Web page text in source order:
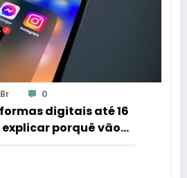
0
digitais até 16
porquê vão
eleitorais – Em Dia